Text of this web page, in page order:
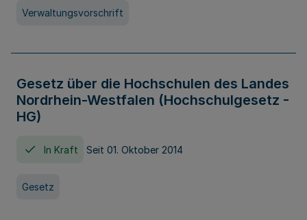
Verwaltungsvorschrift
Gesetz über die Hochschulen des Landes
Nordrhein-Westfalen (Hochschulgesetz -
HG)
In Kraft Seit 01. Oktober 2014
Gesetz